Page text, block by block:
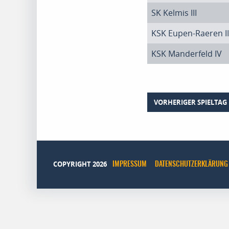
SK Kelmis III
KSK Eupen-Raeren
KSK Manderfeld IV
VORHERIGER SPIELTAG
COPYRIGHT 2026 IMPRESSUM DATENSCHUTZERKLÄRUNG